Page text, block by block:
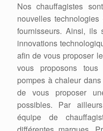
Nos chauffagistes
nouvelles
fournisseurs. Ainsi,
innovations
afin de vous proposer
vous proposons
pompes à chaleur
de vous proposer
possibles. Par
équipe de